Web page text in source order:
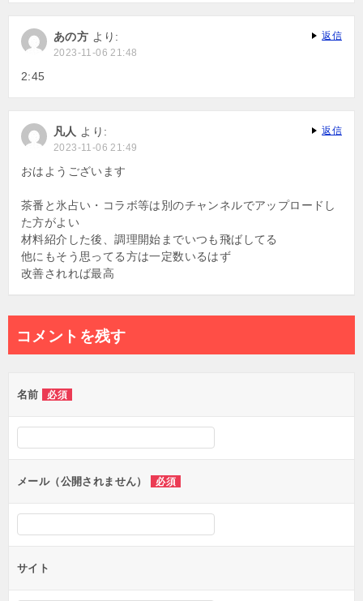
あの方 より:
2023-11-06 21:48
2:45
返信
凡人 より:
2023-11-06 21:49
おはようございます
茶番と氷占い・コラボ等は別のチャンネルでアップロードし
た方がよい
材料紹介した後、調理開始までいつも飛ばしてる
他にもそう思ってる方は一定数いるはず
改善されれば最高
返信
コメントを残す
名前 必須
メール（公開されません） 必須
サイト